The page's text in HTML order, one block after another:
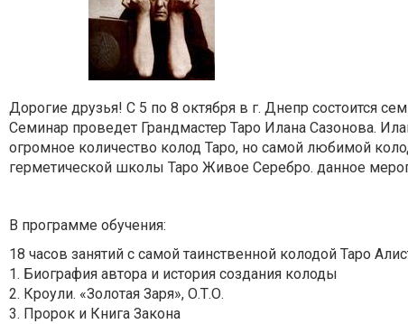
Дорогие друзья! С 5 по 8 октября в г. Днепр состоится
Семинар проведет Грандмастер Таро Илана Сазонова.
огромное количество колод Таро, но самой любимой
герметической школы Таро Живое Серебро. данное
В программе обучения:
18 часов занятий с самой таинственной колодой Таро
1. Биография автора и история создания колоды
2. Кроули. «Золотая Заря», О.Т.О.
3. Пророк и Книга Закона